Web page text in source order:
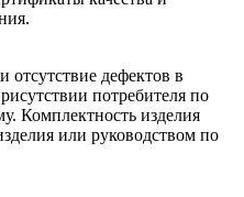
отсутствие дефектов в
потребителя по
Комплектность изделия
или руководством по